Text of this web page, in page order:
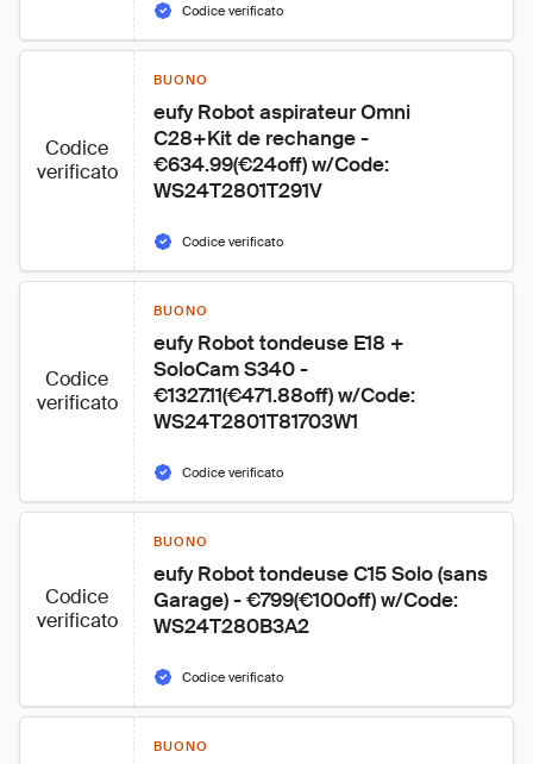
Codice verificato
Codice
verificato
BUONO
eufy Robot aspirateur Omni
C28+Kit de rechange -
€634.99(€24off) w/Code:
WS24T2801T291V
Codice verificato
Codice
verificato
BUONO
eufy Robot tondeuse E18 +
SoloCam S340 -
€1327.11(€471.88off) w/Code:
WS24T2801T81703W1
Codice verificato
Codice
verificato
BUONO
eufy Robot tondeuse C15 Solo (sans
Garage) - €799(€100off) w/Code:
WS24T280B3A2
Codice verificato
BUONO